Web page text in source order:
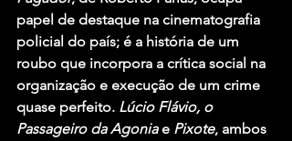
papel de destaque na cinematografia
policial do país; é a história de um
roubo que incorpora a crítica social na
organização e execução de um crime
quase perfeito. Lúcio Flávio, o
Passageiro da Agonia e Pixote, ambos